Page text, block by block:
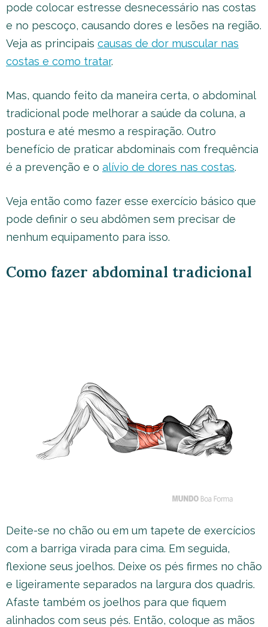
pode colocar estresse desnecessário nas costas
e no pescoço, causando dores e lesões na região.
Veja as principais causas de dor muscular nas
costas e como tratar.
Mas, quando feito da maneira certa, o abdominal
tradicional pode melhorar a saúde da coluna, a
postura e até mesmo a respiração. Outro
benefício de praticar abdominais com frequência
é a prevenção e o alívio de dores nas costas.
Veja então como fazer esse exercício básico que
pode definir o seu abdômen sem precisar de
nenhum equipamento para isso.
Como fazer abdominal tradicional
Deite-se no chão ou em um tapete de exercícios
com a barriga virada para cima. Em seguida,
flexione seus joelhos. Deixe os pés firmes no chão
e ligeiramente separados na largura dos quadris.
Afaste também os joelhos para que fiquem
alinhados com seus pés. Então, coloque as mãos